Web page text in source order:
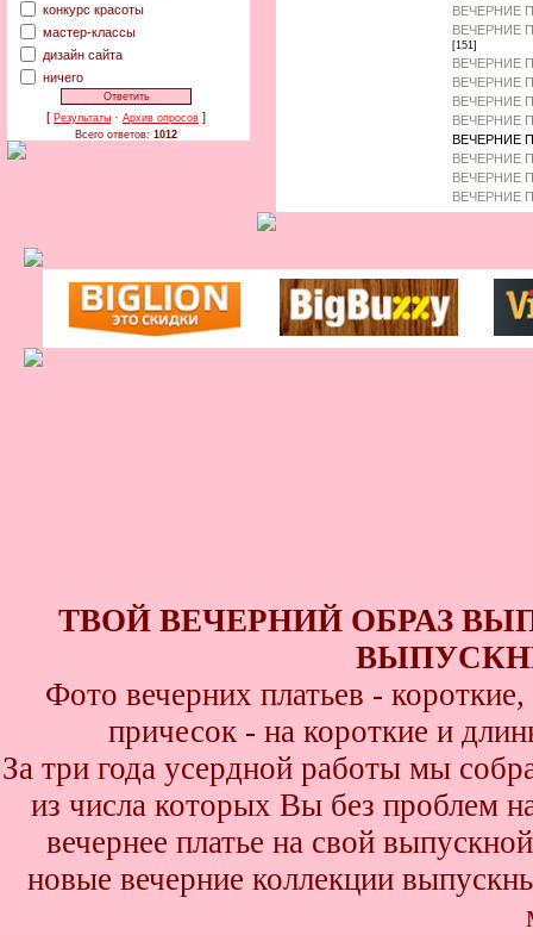
конкурс красоты
мастер-классы
дизайн сайта
ничего
[ Результаты · Архив опросов ]
Всего ответов: 1012
ВЕЧЕРНИЕ
ВЕЧЕРНИЕ
[151]
ВЕЧЕРНИЕ
ВЕЧЕРНИЕ
ВЕЧЕРНИЕ
ВЕЧЕРНИЕ
ВЕЧЕРНИЕ
ВЕЧЕРНИЕ
ВЕЧЕРНИЕ
ВЕЧЕРНИЕ
ТВОЙ ВЕЧЕРНИЙ ОБРАЗ
Фото вечерних платьев -
причесок - на короткие и
За три года усердной работы мы
из числа которых Вы без проблем
вечернее платье на свой
новые вечерние коллекции